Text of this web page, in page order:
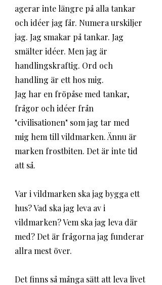
agerar inte längre på alla tankar
och idéer jag får. Numera urskiljer
jag. Jag smakar på tankar. Jag
smälter idéer. Men jag är
handlingskraftig. Ord och
handling är ett hos mig.
Jag har en fröpåse med tankar,
frågor och idéer från
"civilisationen" som jag tar med
mig hem till vildmarken. Ännu är
marken frostbiten. Det är inte tid
att så.
Var i vildmarken ska jag bygga ett
hus? Vad ska jag leva av i
vildmarken? Vem ska jag leva där
med? Det är frågorna jag funderar
allra mest över.
Det finns så många sätt att leva livet